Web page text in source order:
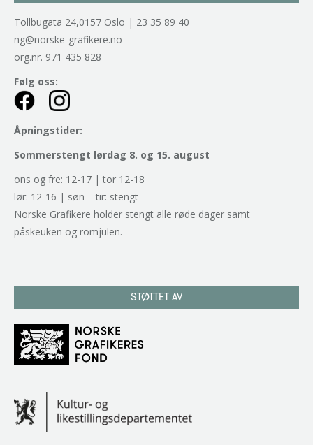
Tollbugata 24,0157 Oslo | 23 35 89 40
ng@norske-grafikere.no
org.nr. 971 435 828
Følg oss:
Åpningstider:
Sommerstengt lørdag 8. og 15. august
ons og fre: 12-17 | tor 12-18
lør: 12-16 | søn – tir: stengt
Norske Grafikere holder stengt alle røde dager samt
påskeuken og romjulen.
STØTTET AV